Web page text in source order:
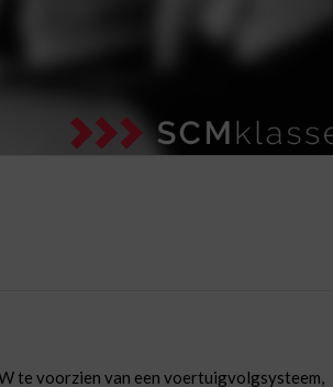
te voorzien van een voertuigvolgsysteem,